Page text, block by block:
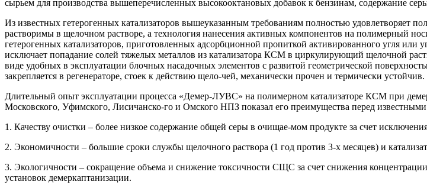
сырьем для производства вышеперечисленных высокооктановых добавок к бензинам, содержание
Из известных гетерогенных катализаторов вышеуказанным требованиям полностью удовлетворяет
растворимы в щелочном растворе, а технология нанесения активных компонентов на полимерный
гетерогенных катализаторов, приготовленных адсорбционной пропиткой активированного угля
исключает попадание солей тяжелых металлов из катализатора КСМ в циркулирующий щелочной
виде удобных в эксплуатации блочных насадочных элементов с развитой геометрической
закрепляется в регенераторе, стоек к действию щело-чей, механически прочен и термически устойчив.
Длительный опыт эксплуатации процесса «Демер-ЛУВС» на полимерном катализаторе КСМ при
Московского, Уфимского, Лисичанско-го и Омского НПЗ показал его преимущества перед
1. Качеству очистки – более низкое содержание общей серы в очищае-мом продукте за счет
2. Экономичности – большие сроки службы щелочного раствора (1 год против 3-х месяцев) и
3. Экологичности – сокращение объема и снижение токсичности СЩС за счет снижения
установок демеркаптанизации.